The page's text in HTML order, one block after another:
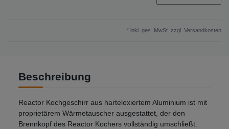
* inkl. ges. MwSt. zzgl. Versandkosten
Beschreibung
Reactor Kochgeschirr aus harteloxiertem Aluminium ist mit
proprietärem Wärmetauscher ausgestattet, der den
Brennkopf des Reactor Kochers vollständig umschließt.